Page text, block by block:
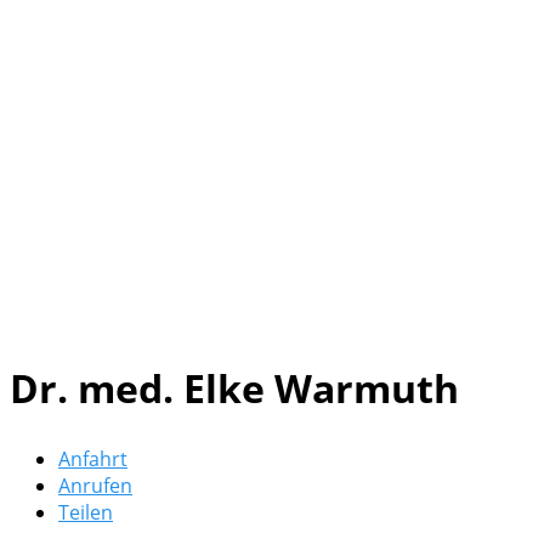
Dr. med. Elke Warmuth
Anfahrt
Anrufen
Teilen